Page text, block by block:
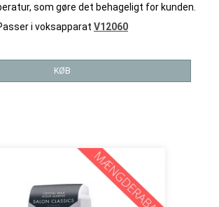
som gøre det behageligt for kunden.
i voksapparat V12060
KØB